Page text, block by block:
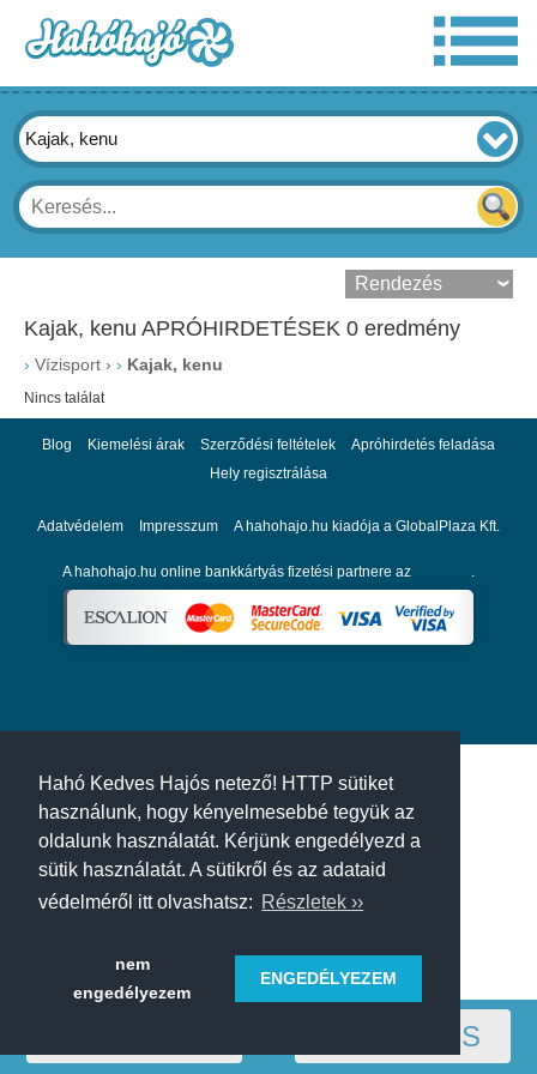
Hahó Kedves Hajós netező! HTTP sütiket
használunk, hogy kényelmesebbé tegyük az
oldalunk használatát. Kérjünk engedélyezd a
sütik használatát. A sütikről és az adataid
védelméről itt olvashatsz: Részletek ››
nem
engedélyezem
ENGEDÉLYEZEM
Kajak, kenu
Kajak, kenu APRÓHIRDETÉSEK 0 eredmény
› Vízisport › Kajak, kenu
Nincs találat
SZŰRÉS
Blog Kiemelési árak Szerződési feltételek
Apróhirdetés feladása
Hely regisztrálása
Adatvédelem Impresszum A hahohajo.hu kiadója a GlobalPlaza Kft.
A hahohajo.hu online bankkártyás fizetési partnere az .